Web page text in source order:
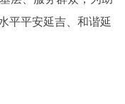
平平安延吉、和谐延